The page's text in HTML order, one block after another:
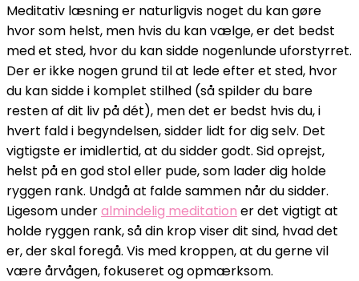
Meditativ læsning er naturligvis noget du kan gøre
hvor som helst, men hvis du kan vælge, er det bedst
med et sted, hvor du kan sidde nogenlunde uforstyrret.
Der er ikke nogen grund til at lede efter et sted, hvor
du kan sidde i komplet stilhed (så spilder du bare
resten af dit liv på dét), men det er bedst hvis du, i
hvert fald i begyndelsen, sidder lidt for dig selv. Det
vigtigste er imidlertid, at du sidder godt. Sid oprejst,
helst på en god stol eller pude, som lader dig holde
ryggen rank. Undgå at falde sammen når du sidder.
Ligesom underalmindelig meditation er det vigtigt at
holde ryggen rank, så din krop viser dit sind, hvad det
er, der skal foregå. Vis med kroppen, at du gerne vil
være årvågen, fokuseret og opmærksom.